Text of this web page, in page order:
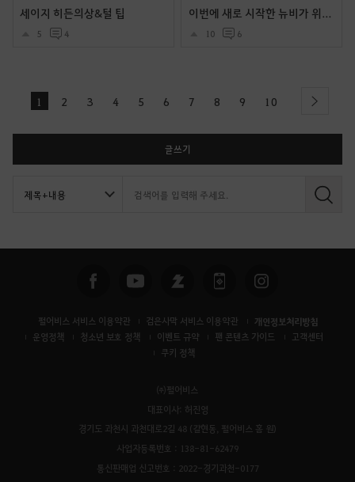
세이지 히든의상&털 팁
5 4
이번에 새로 시작한 뉴비가 위치 꾸며봤어요 ~ (워커홀릭+코코의상)
10 6
1 2 3 4 5 6 7 8 9 10 next
글쓰기
검
펄어비스 서비스 이용약관 검은사막 서비스 이용약관 개인정보처리방침
운영정책 청소년 보호 정책 이벤트 규약 팬 콘텐츠 가이드
고객센터
쿠키 정책
㈜펄어비스
대표이사: 허진영
경기도 과천시 과천대로2길 48 (갈현동, 펄어비스 홈 원)
사업자등록번호 : 138-81-62479
통신판매업 신고번호 : 2022-경기과천-0177